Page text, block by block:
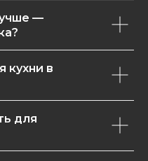
—
кухни в
для